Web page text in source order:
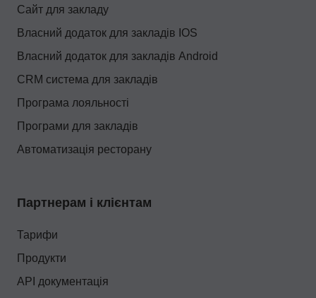
Сайт для закладу
Власний додаток для закладів IOS
Власний додаток для закладів Android
CRM система для закладів
Програма лояльності
Програми для закладів
Автоматизація ресторану
Партнерам і клієнтам
Тарифи
Продукти
API документація